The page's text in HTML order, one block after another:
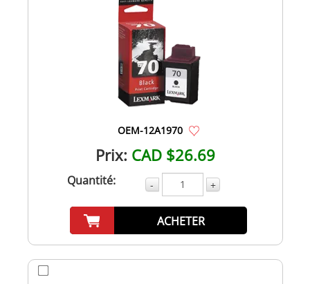
OEM-12A1970
Prix: CAD $26.69
Quantité: - +
ACHETER